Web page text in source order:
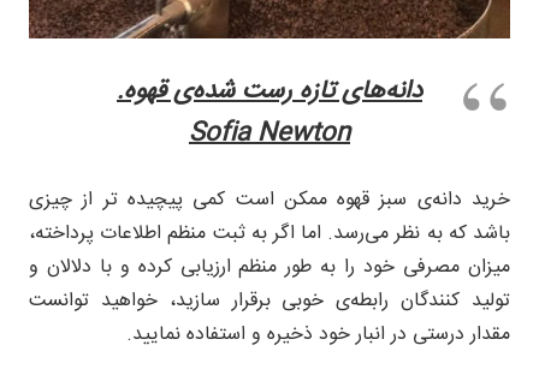
دانه‌های تازه رست شده‌ی قهوه.
Sofia Newton
خرید دانه‌ی سبز قهوه ممکن است کمی پیچیده تر از چیزی
باشد که به نظر می‌رسد. اما اگر به ثبت منظم اطلاعات پرداخته،
میزان مصرفی خود را به طور منظم ارزیابی کرده و با دلالان و
تولید کنندگان رابطه‌ی خوبی برقرار سازید، خواهید توانست
مقدار درستی در انبار خود ذخیره و استفاده نمایید.